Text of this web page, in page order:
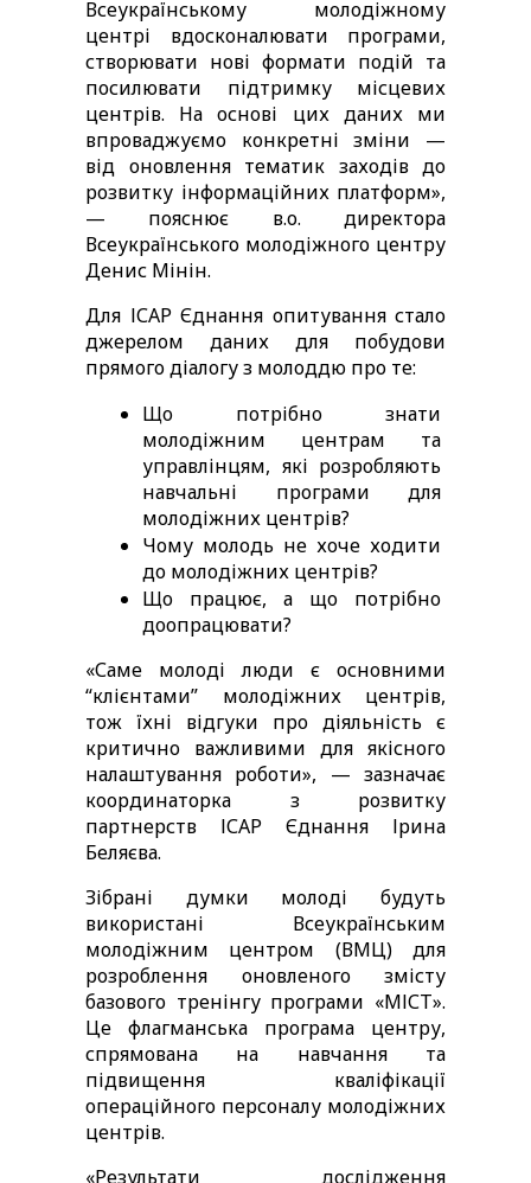
Всеукраїнському молодіжному
центрі вдосконалювати програми,
створювати нові формати подій та
посилювати підтримку місцевих
центрів. На основі цих даних ми
впроваджуємо конкретні зміни —
від оновлення тематик заходів до
розвитку інформаційних платформ»,
— пояснює в.о. директора
Всеукраїнського молодіжного центру
Денис Мінін.
Для ІСАР Єднання опитування стало
джерелом даних для побудови
прямого діалогу з молоддю про те:
Що потрібно знати
молодіжним центрам та
управлінцям, які розробляють
навчальні програми для
молодіжних центрів?
Чому молодь не хоче ходити
до молодіжних центрів?
Що працює, а що потрібно
доопрацювати?
«Саме молоді люди є основними
“клієнтами” молодіжних центрів,
тож їхні відгуки про діяльність є
критично важливими для якісного
налаштування роботи», — зазначає
координаторка з розвитку
партнерств ІСАР Єднання Ірина
Беляєва.
Зібрані думки молоді будуть
використані Всеукраїнським
молодіжним центром (ВМЦ) для
розроблення оновленого змісту
базового тренінгу програми «МІСТ».
Це флагманська програма центру,
спрямована на навчання та
підвищення кваліфікації
операційного персоналу молодіжних
центрів.
«Результати дослідження